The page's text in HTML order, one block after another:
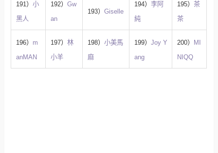
191） 小
黑人
192） Gw
an
193） Giselle
194） 李阿
純
195） 茶
茶
196） m
anMAN
197） 林
小羊
198） 小美馬
麻
199） Joy Y
ang
200）
MI
NIQQ